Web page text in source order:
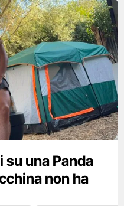
su una Panda
non ha